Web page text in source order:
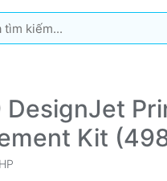
Kết quả sẽ tự động
DesignJet
Kit